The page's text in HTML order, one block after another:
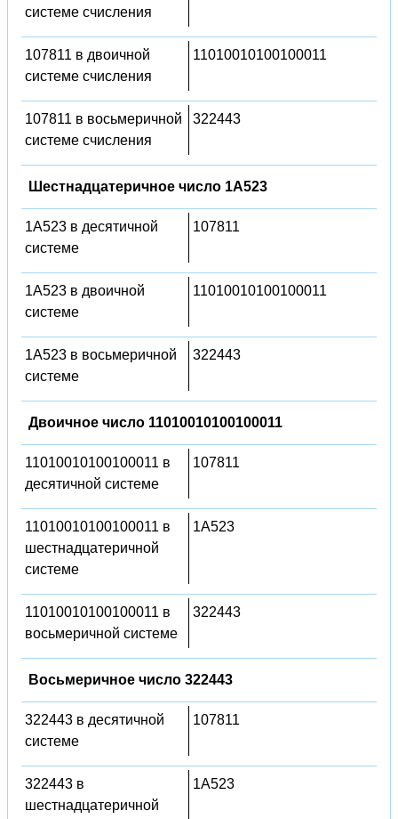
системе счисления
107811 в двоичной
системе счисления
11010010100100011
107811 в восьмеричной
системе счисления
322443
Шестнадцатеричное число 1A523
1A523 в десятичной
системе
107811
1A523 в двоичной
системе
11010010100100011
1A523 в восьмеричной
системе
322443
Двоичное число 11010010100100011
11010010100100011 в
десятичной системе
107811
11010010100100011 в
шестнадцатеричной
системе
1A523
11010010100100011 в
восьмеричной системе
322443
Восьмеричное число 322443
322443 в десятичной
системе
107811
322443 в
шестнадцатеричной
1A523